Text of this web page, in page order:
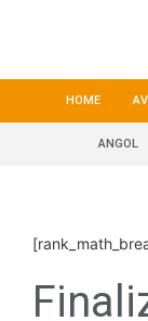
HOME
ANGOL